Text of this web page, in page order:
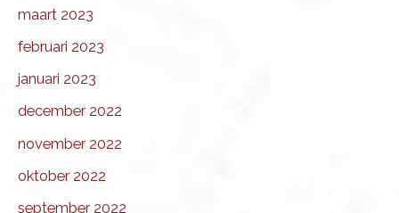
maart 2023
februari 2023
januari 2023
december 2022
november 2022
oktober 2022
september 2022